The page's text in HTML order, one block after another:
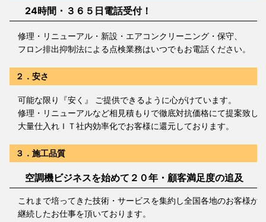
24時間・３６５日電話受付！
修理・リニューアル・新設・エアコンクリーニング・保守、
フロン排出抑制法による点検業務はいつでもお電話ください。
２．安さ
可能な限り『安く』 ご提供できるように心がけています。
修理・リニューアルなど相見積もりで徹底対抗価格にて提案致し
大量仕入れＩＴ社内効率化でお客様に還元しております。
３．施工品質
空調機ビジネスを始めて２０年・顧客満足度の追及
これまで培ってきた技術・サービスを集約し全国各地のお客様か
継続したお仕事を頂いております。